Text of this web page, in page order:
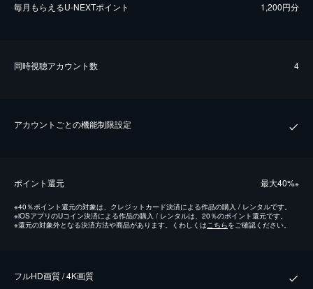
毎⽉もらえるU-NEXTポイント 1,200円分
同時視聴アカウント数 4
アカウントごとの機能制限設定
ポイント還元 最⼤40%※
※40％ポイント還元の対象は、クレジットカード決済による作品の購入 / レンタルです。
※iOSアプリのUコイン決済による作品の購入 / レンタルは、20％のポイント還元です。
※還元の対象外となる決済方法や商品があります。くわしくはこちらをご確認ください。
フルHD画質 / 4K画質